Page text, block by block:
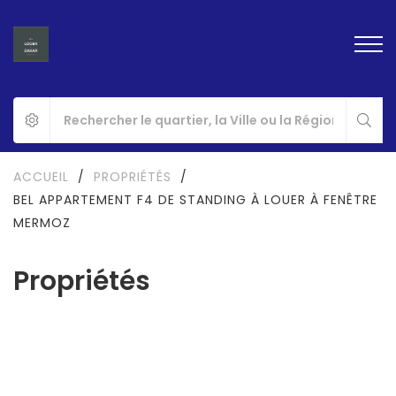
Propriétés
ACCUEIL / PROPRIÉTÉS
/
BEL APPARTEMENT F4 DE STANDING À LOUER À FENÊTRE
MERMOZ